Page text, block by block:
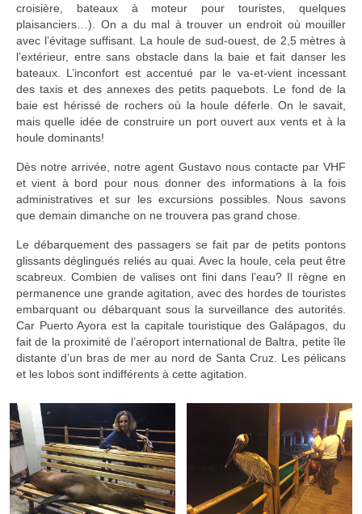
croisière, bateaux à moteur pour touristes, quelques
plaisanciers…). On a du mal à trouver un endroit où mouiller
avec l’évitage suffisant. La houle de sud-ouest, de 2,5 mètres à
l’extérieur, entre sans obstacle dans la baie et fait danser les
bateaux. L’inconfort est accentué par le va-et-vient incessant
des taxis et des annexes des petits paquebots. Le fond de la
baie est hérissé de rochers où la houle déferle. On le savait,
mais quelle idée de construire un port ouvert aux vents et à la
houle dominants!
Dès notre arrivée, notre agent Gustavo nous contacte par VHF
et vient à bord pour nous donner des informations à la fois
administratives et sur les excursions possibles. Nous savons
que demain dimanche on ne trouvera pas grand chose.
Le débarquement des passagers se fait par de petits pontons
glissants déglingués reliés au quai. Avec la houle, cela peut être
scabreux. Combien de valises ont fini dans l’eau? Il règne en
permanence une grande agitation, avec des hordes de touristes
embarquant ou débarquant sous la surveillance des autorités.
Car Puerto Ayora est la capitale touristique des Galápagos, du
fait de la proximité de l’aéroport international de Baltra, petite île
distante d’un bras de mer au nord de Santa Cruz. Les pélicans
et les lobos sont indifférents à cette agitation.